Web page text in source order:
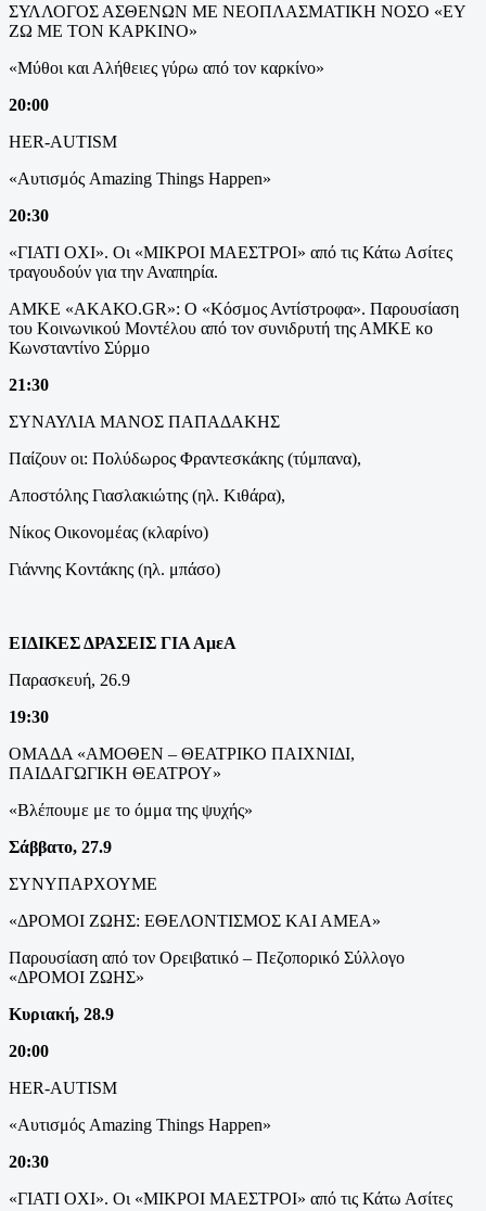
ΣΥΛΛΟΓΟΣ ΑΣΘΕΝΩΝ ΜΕ ΝΕΟΠΛΑΣΜΑΤΙΚΗ ΝΟΣΟ «ΕΥ
ΖΩ ΜΕ ΤΟΝ ΚΑΡΚΙΝΟ»
«Μύθοι και Αλήθειες γύρω από τον καρκίνο»
20:00
HER-AUTISM
«Αυτισμός Amazing Things Happen»
20:30
«ΓΙΑΤΙ ΟΧΙ». Οι «ΜΙΚΡΟΙ ΜΑΕΣΤΡΟΙ» από τις Κάτω Ασίτες
τραγουδούν για την Αναπηρία.
ΑΜΚΕ «ΑΚΑΚΟ.GR»: Ο «Κόσμος Αντίστροφα». Παρουσίαση
του Κοινωνικού Μοντέλου από τον συνιδρυτή της ΑΜΚΕ κο
Κωνσταντίνο Σύρμο
21:30
ΣΥΝΑΥΛΙΑ ΜΑΝΟΣ ΠΑΠΑΔΑΚΗΣ
Παίζουν οι: Πολύδωρος Φραντεσκάκης (τύμπανα),
Αποστόλης Γιασλακιώτης (ηλ. Κιθάρα),
Νίκος Οικονομέας (κλαρίνο)
Γιάννης Κοντάκης (ηλ. μπάσο)
ΕΙΔΙΚΕΣ ΔΡΑΣΕΙΣ ΓΙΑ ΑμεΑ
Παρασκευή, 26.9
19:30
ΟΜΑΔΑ «ΑΜΟΘΕΝ – ΘΕΑΤΡΙΚΟ ΠΑΙΧΝΙΔΙ,
ΠΑΙΔΑΓΩΓΙΚΗ ΘΕΑΤΡΟΥ»
«Βλέπουμε με το όμμα της ψυχής»
Σάββατο, 27.9
ΣΥΝΥΠΑΡΧΟΥΜΕ
«ΔΡΟΜΟΙ ΖΩΗΣ: ΕΘΕΛΟΝΤΙΣΜΟΣ ΚΑΙ ΑΜΕΑ»
Παρουσίαση από τον Ορειβατικό – Πεζοπορικό Σύλλογο
«ΔΡΟΜΟΙ ΖΩΗΣ»
Κυριακή, 28.9
20:00
HER-AUTISM
«Αυτισμός Amazing Things Happen»
20:30
«ΓΙΑΤΙ ΟΧΙ». Οι «ΜΙΚΡΟΙ ΜΑΕΣΤΡΟΙ» από τις Κάτω Ασίτες